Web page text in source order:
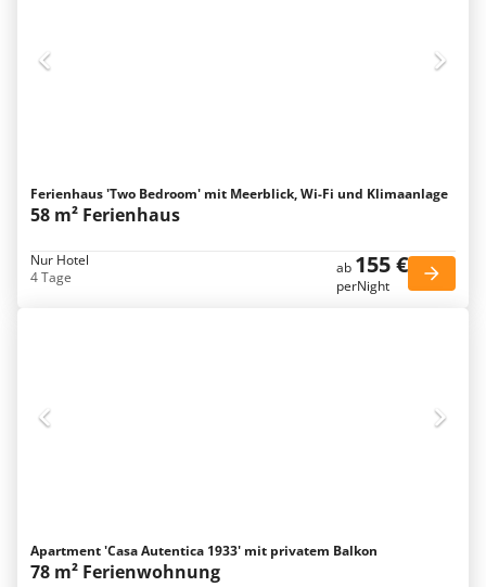
Ferienhaus 'Two Bedroom' mit Meerblick, Wi-Fi und Klimaanlage
58 m² Ferienhaus
Nur Hotel
4 Tage
ab 155 €
perNight
Apartment 'Casa Autentica 1933' mit privatem Balkon
78 m² Ferienwohnung